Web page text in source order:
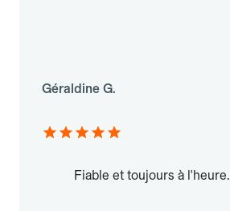
Géraldine G.
Fiable et toujours à l'heure.